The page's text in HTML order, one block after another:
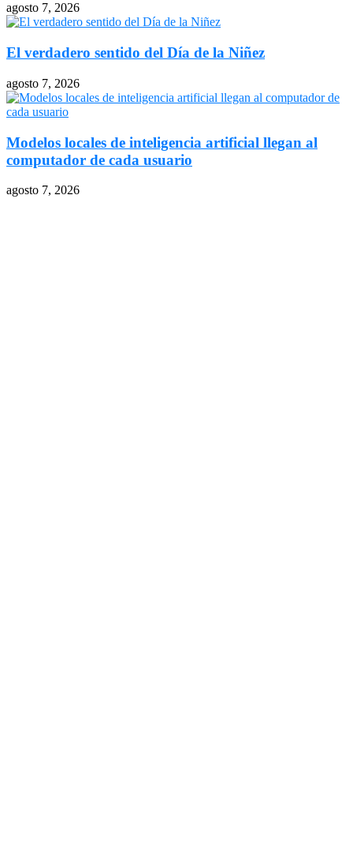
agosto 7, 2026
El verdadero sentido del Día de la Niñez
agosto 7, 2026
Modelos locales de inteligencia artificial llegan al
computador de cada usuario
agosto 7, 2026